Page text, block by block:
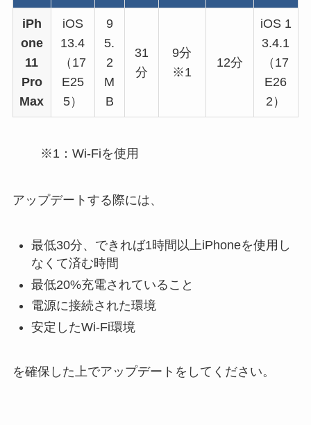
iPh
one
11
Pro
Max
iOS
13.4
（17
E25
5）
9
5.
2
M
B
31
分
9分
※1
12分
iOS 1
3.4.1
（17
E26
2）
※1：Wi-Fiを使用
アップデートする際には、
最低30分、できれば1時間以上iPhoneを使用し
なくて済む時間
最低20%充電されていること
電源に接続された環境
安定したWi-Fi環境
を確保した上でアップデートをしてください。